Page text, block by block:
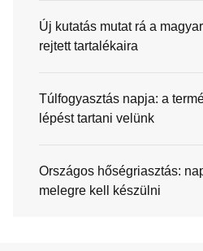
Új kutatás mutat rá a
rejtett tartalékaira
Túlfogyasztás napja: a
lépést tartani velünk
Országos hőségriasztás:
melegre kell készülni